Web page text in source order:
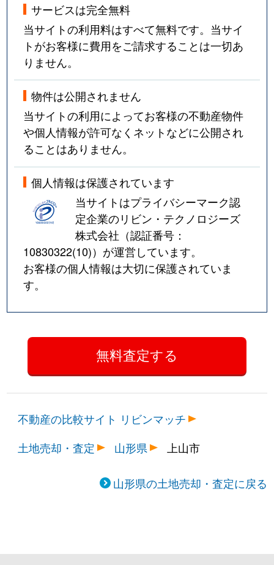
サービスは完全無料
当サイトの利用料はすべて無料です。当サイ
トがお客様に費用をご請求することは一切あ
りません。
物件は公開されません
当サイトの利用によってお客様の不動産物件
や個人情報が許可なくネットなどに公開され
ることはありません。
個人情報は保護されています
当サイトはプライバシーマーク認
定企業のリビン・テクノロジーズ
株式会社（認証番号：
10830322(10)）が運営しています。
お客様の個人情報は大切に保護されていま
す。
不動産の比較サイト リビンマッチ
土地売却・査定
山形県 上山市
山形県の土地売却・査定に戻る